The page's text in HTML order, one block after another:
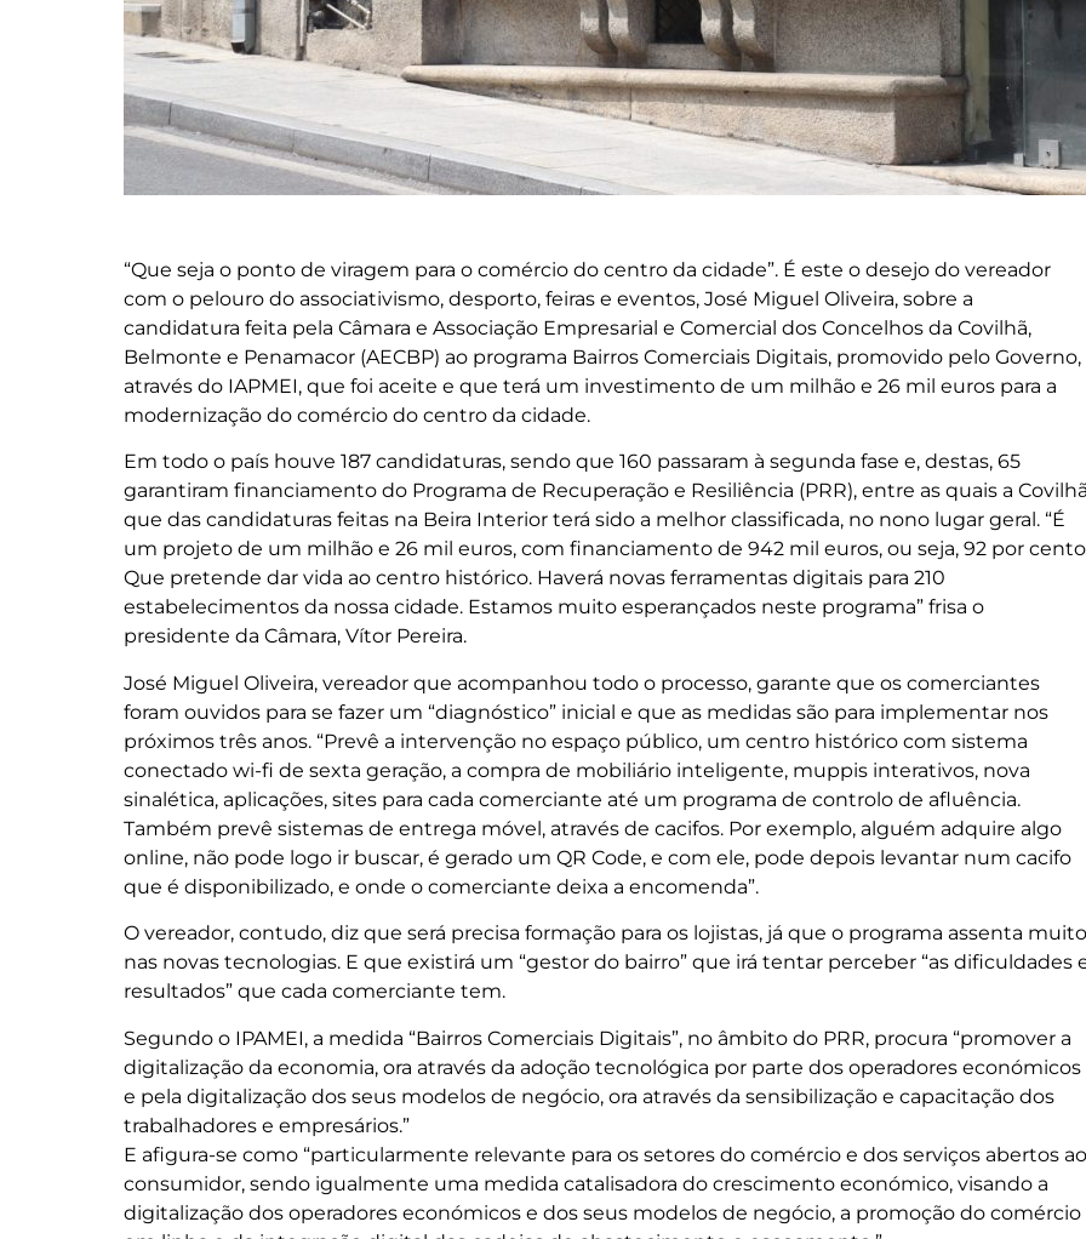
“Que seja o ponto de viragem para o comércio do centro da cidade”. É este o desejo do vereador
com o pelouro do associativismo, desporto, feiras e eventos, José Miguel Oliveira, sobre a
candidatura feita pela Câmara e Associação Empresarial e Comercial dos Concelhos da Covilhã,
Belmonte e Penamacor (AECBP) ao programa Bairros Comerciais Digitais, promovido pelo Governo,
através do IAPMEI, que foi aceite e que terá um investimento de um milhão e 26 mil euros para a
modernização do comércio do centro da cidade.
Em todo o país houve 187 candidaturas, sendo que 160 passaram à segunda fase e, destas, 65
garantiram financiamento do Programa de Recuperação e Resiliência (PRR), entre as quais a
que das candidaturas feitas na Beira Interior terá sido a melhor classificada, no nono lugar geral. “É
um projeto de um milhão e 26 mil euros, com financiamento de 942 mil euros, ou seja, 92 por
Que pretende dar vida ao centro histórico. Haverá novas ferramentas digitais para 210
estabelecimentos da nossa cidade. Estamos muito esperançados neste programa” frisa o
presidente da Câmara, Vítor Pereira.
José Miguel Oliveira, vereador que acompanhou todo o processo, garante que os comerciantes
foram ouvidos para se fazer um “diagnóstico” inicial e que as medidas são para implementar nos
próximos três anos. “Prevê a intervenção no espaço público, um centro histórico com sistema
conectado wi-fi de sexta geração, a compra de mobiliário inteligente, muppis interativos, nova
sinalética, aplicações, sites para cada comerciante até um programa de controlo de afluência.
Também prevê sistemas de entrega móvel, através de cacifos. Por exemplo, alguém adquire algo
online, não pode logo ir buscar, é gerado um QR Code, e com ele, pode depois levantar num cacifo
que é disponibilizado, e onde o comerciante deixa a encomenda”.
O vereador, contudo, diz que será precisa formação para os lojistas, já que o programa assenta muito
nas novas tecnologias. E que existirá um “gestor do bairro” que irá tentar perceber “as dificuldades
resultados” que cada comerciante tem.
Segundo o IPAMEI, a medida “Bairros Comerciais Digitais”, no âmbito do PRR, procura “promover a
digitalização da economia, ora através da adoção tecnológica por parte dos operadores económicos
e pela digitalização dos seus modelos de negócio, ora através da sensibilização e capacitação dos
trabalhadores e empresários.”
E afigura-se como “particularmente relevante para os setores do comércio e dos serviços abertos ao
consumidor, sendo igualmente uma medida catalisadora do crescimento económico, visando a
digitalização dos operadores económicos e dos seus modelos de negócio, a promoção do comércio